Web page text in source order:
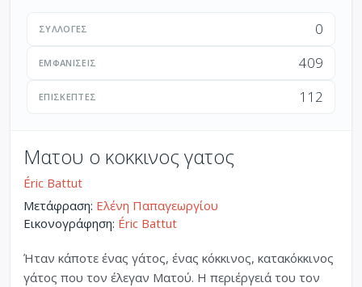
ΣΥΛΛΟΓΈΣ 0
ΕΜΦΑΝΊΣΕΙΣ 409
ΕΠΙΣΚΈΠΤΕΣ 112
Ματου ο κοκκινος γατος
Éric Battut
Μετάφραση: Ελένη Παπαγεωργίου
Εικονογράφηση: Éric Battut
Ήταν κάποτε ένας γάτος, ένας κόκκινος, κατακόκκινος
γάτος που τον έλεγαν Ματού. Η περιέργειά του τον